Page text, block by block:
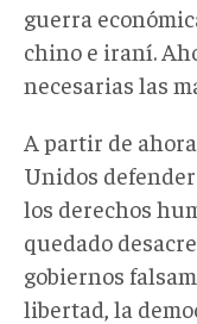
guerra
chino e iraní.
necesarias las
A partir de
Unidos
los derechos
quedado
gobiernos
libertad, la